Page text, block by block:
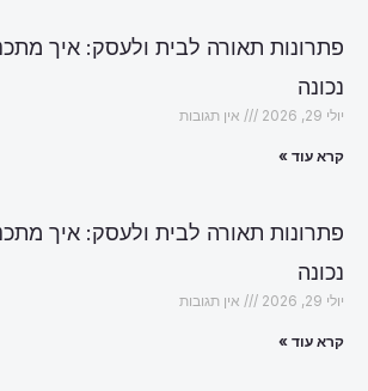
פתרונות תאורה לבית ולעסק: איך
נכונה
יולי 29, 2026 אין תגובות
קרא עוד »
פתרונות תאורה לבית ולעסק: איך
נכונה
יולי 29, 2026 אין תגובות
קרא עוד »